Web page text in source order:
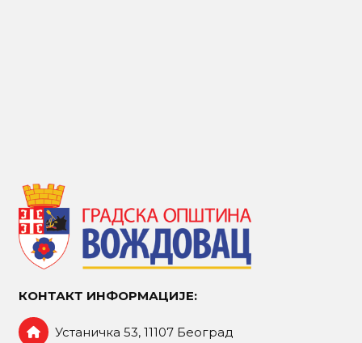
КОНТАКТ ИНФОРМАЦИЈЕ:
Устаничка 53, 11107 Београд